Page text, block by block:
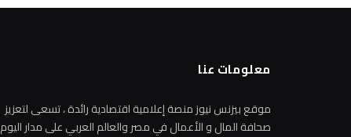
معلومات عنا
موقع بيزنس نيوز منصة إعلامية اقتصادية رائدة ، تسعى لتعزيز
صحافة المال و الأعمال في مصر والعالم العربي على مدار اليوم